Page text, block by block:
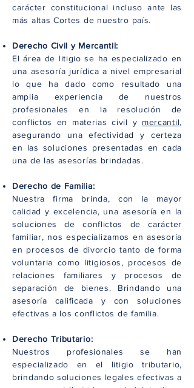
carácter constitucional incluso ante las
más altas Cortes de nuestro país.
Derecho Civil y Mercantil:
El área de litigio se ha especializado en
una asesoría jurídica a nivel empresarial
lo que ha dado como resultado una
amplia experiencia de nuestros
profesionales en la resolución de
conflictos en materias civil y mercantil,
asegurando una efectividad y certeza
en las soluciones presentadas en cada
una de las asesorías brindadas.
Derecho de Familia:
Nuestra firma brinda, con la mayor
calidad y excelencia, una asesoría en la
soluciones de conflictos de carácter
familiar, nos especializamos en asesoría
en procesos de divorcio tanto de forma
voluntaria como litigiosos, procesos de
relaciones familiares y procesos de
separación de bienes. Brindando una
asesoría calificada y con soluciones
efectivas a los conflictos de familia.
Derecho Tributario:
Nuestros profesionales se han
especializado en el litigio tributario,
brindando soluciones legales efectivas a